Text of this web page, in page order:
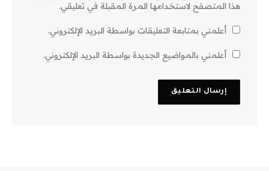
هذا المتصفح لاستخدامها المرة المقبلة في تعليقي.
أعلمني بمتابعة التعليقات بواسطة البريد الإلكتروني.
أعلمني بالمواضيع الجديدة بواسطة البريد الإلكتروني.